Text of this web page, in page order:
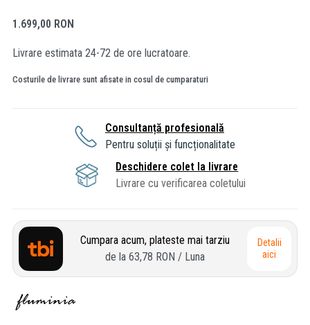
1.699,00 RON
Livrare estimata 24-72 de ore lucratoare.
Costurile de livrare sunt afisate in cosul de cumparaturi
Consultanță profesională
Pentru soluții și funcționalitate
Deschidere colet la livrare
Livrare cu verificarea coletului
Cumpara acum, plateste mai tarziu
de la 63,78 RON / Luna
Detalii
aici